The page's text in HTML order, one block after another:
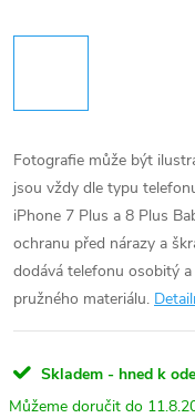
Fotografie může být
jsou vždy dle typu
iPhone 7 Plus a 8 Plus
ochranu před nárazy a
dodává telefonu osobitý
pružného materiálu.
Skladem - hned k